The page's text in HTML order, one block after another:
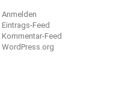
Anmelden
Eintrags-Feed
Kommentar-Feed
WordPress.org